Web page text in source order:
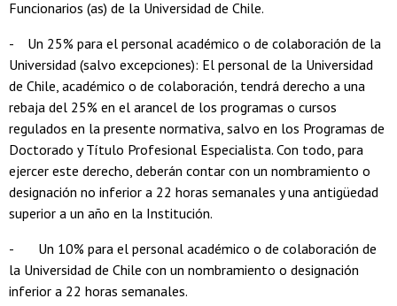
Funcionarios (as) de la Universidad de Chile.
- Un 25% para el personal académico o de colaboración de la
Universidad (salvo excepciones): El personal de la Universidad
de Chile, académico o de colaboración, tendrá derecho a una
rebaja del 25% en el arancel de los programas o cursos
regulados en la presente normativa, salvo en los Programas de
Doctorado y Título Profesional Especialista. Con todo, para
ejercer este derecho, deberán contar con un nombramiento o
designación no inferior a 22 horas semanales y una antigüedad
superior a un año en la Institución.
- Un 10% para el personal académico o de colaboración de
la Universidad de Chile con un nombramiento o designación
inferior a 22 horas semanales.